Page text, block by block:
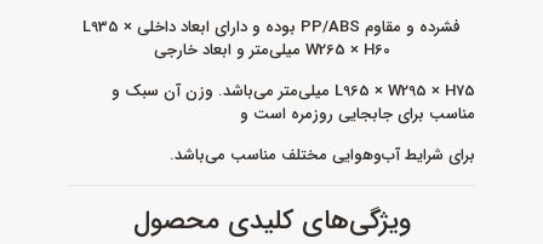
فشرده و مقاوم PP/ABS بوده و دارای ابعاد داخلی L935 ×
W265 × H60 میلی‌متر و ابعاد خارجی
L965 × W295 × H75 میلی‌متر می‌باشد. وزن آن سبک و
مناسب برای جابجایی روزمره است و
برای شرایط آب‌و‌هوایی مختلف مناسب می‌باشد.
ویژگی‌های کلیدی محصول